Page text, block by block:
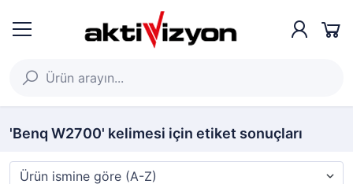
'Benq W2700' kelimesi için etiket sonuçları